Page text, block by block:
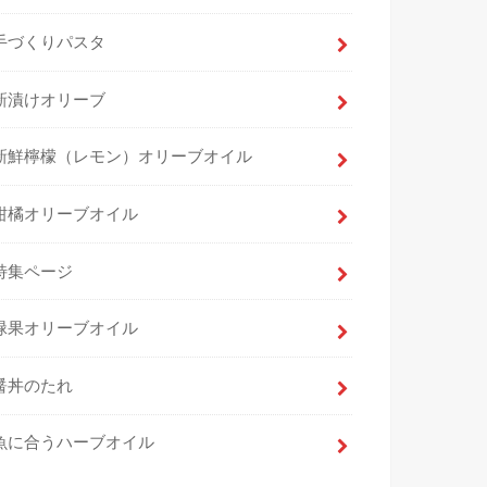
づくりパスタ
漬けオリーブ
鮮檸檬（レモン）オリーブオイル
橘オリーブオイル
集ページ
果オリーブオイル
丼のたれ
に合うハーブオイル